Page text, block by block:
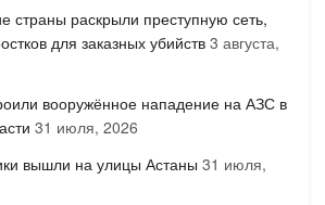
страны раскрыли преступную сеть,
для заказных убийств 3 августа,
вооружённое нападение на АЗС в
31 июля, 2026
вышли на улицы Астаны 31 июля,